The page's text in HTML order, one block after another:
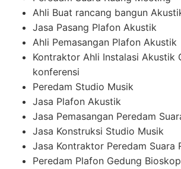
Ahli Buat rancang bangun
Jasa Pasang Plafon Akustik
Ahli Pemasangan Plafon Akustik
Kontraktor Ahli Instalasi Akustik
konferensi
Peredam Studio Musik
Jasa Plafon Akustik
Jasa Pemasangan Peredam
Jasa Konstruksi Studio Musik
Jasa Kontraktor Peredam Suara
Peredam Plafon Gedung Bioskop